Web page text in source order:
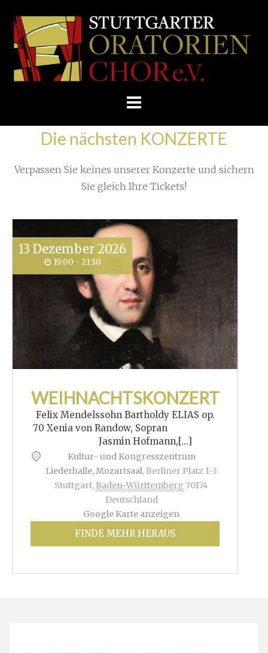
Skip
E.V.
Home Unkategorisiert » /
Die nächsten KONZERTE
Verpassen Sie keines unserer Konzerte und sichern
Sie gleich Ihre Tickets!
13 Dezember 2026
19:00 - 21:30
WEIHNACHTSKONZERT
Felix Mendelssohn Bartholdy ELIAS op.
70 Xenia von Randow, Sopran
Jasmin Hofmann,[...]
Kultur- und Kongresszentrum
Liederhalle, Mozartsaal, Berliner Platz 1-3
Stuttgart, Baden-Württemberg 70174
Deutschland
Google Karte anzeigen
FINDE MEHR HERAUS